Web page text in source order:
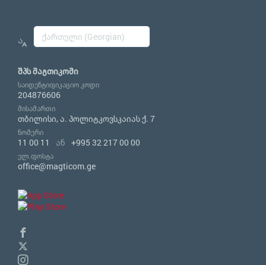
შპს მაგთიკომი
საიდენტიფიკაციო კოდი
204876606
მისამართი
თბილისი, ა. პოლიტკოვსკაიას ქ. 7
ნომერი
11 00 11 ან +995 32 217 00 00
ელ.ფოსტა
office@magticom.ge